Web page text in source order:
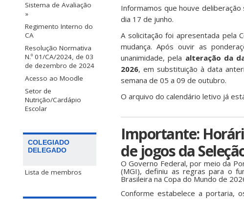
Sistema de Avaliação
»
Regimento Interno do
CA
Resolução Normativa
N.º 01/CA/2024, de 03
de dezembro de 2024
Acesso ao Moodle
Setor de
Nutrição/Cardápio
Escolar
COLEGIADO
DELEGADO
Lista de membros
Informamos que houve
dia 17 de junho.
A solicitação foi apresentada pela
mudança. Após ouvir as
unanimidade, pela alteração da
2026, em substituição à data
semana de 05 a 09 de outubro.
O arquivo do calendário letivo já
Importante:
de jogos da
O Governo Federal, por meio da
(MGI), definiu as regras para o
Brasileira na Copa do Mundo de
Conforme estabelece a portaria,